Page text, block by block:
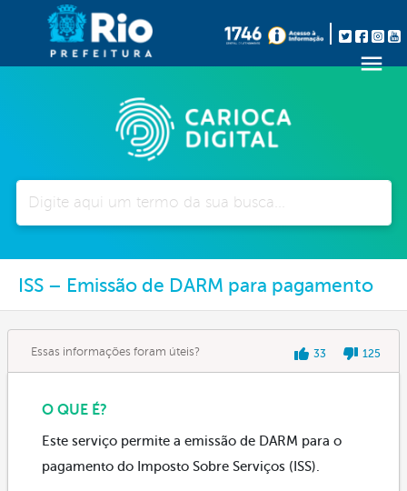
ISS – Emissão de DARM para pagamento
Essas informações foram úteis? 33 125
O QUE É?
Este serviço permite a emissão de DARM para o
pagamento do Imposto Sobre Serviços (ISS).